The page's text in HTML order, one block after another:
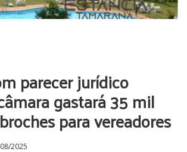
parecer jurídico
gastará 35 mil
para vereadores
2025